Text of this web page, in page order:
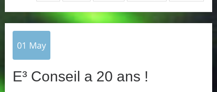
01 May
E³ Conseil a 20 ans !